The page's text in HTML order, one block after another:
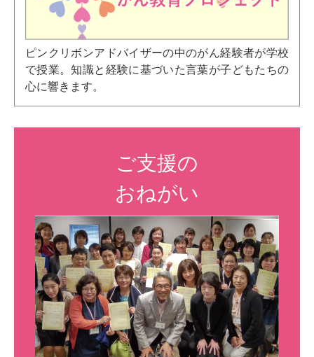
ピンクリボンアドバイザーの中のがん経験者が学校
で授業。知識と経験に基づいた言葉が子どもたちの
心に響きます。
ご支援の
おねがい